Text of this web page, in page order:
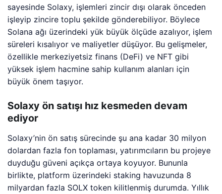
sayesinde Solaxy, işlemleri zincir dışı olarak önceden
işleyip zincire toplu şekilde gönderebiliyor. Böylece
Solana ağı üzerindeki yük büyük ölçüde azalıyor, işlem
süreleri kısalıyor ve maliyetler düşüyor. Bu gelişmeler,
özellikle merkeziyetsiz finans (DeFi) ve NFT gibi
yüksek işlem hacmine sahip kullanım alanları için
büyük önem taşıyor.
Solaxy ön satışı hız kesmeden devam
ediyor
Solaxy’nin ön satış sürecinde şu ana kadar 30 milyon
dolardan fazla fon toplaması, yatırımcıların bu projeye
duyduğu güveni açıkça ortaya koyuyor. Bununla
birlikte, platform üzerindeki staking havuzunda 8
milyardan fazla SOLX token kilitlenmiş durumda. Yıllık